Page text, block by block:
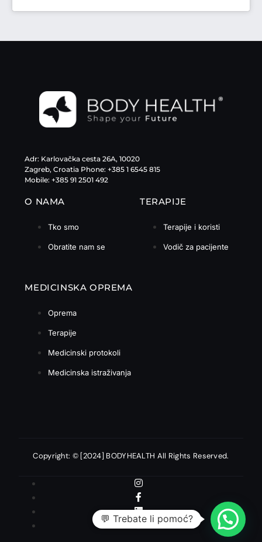
Adr: Karlovačka cesta 26A, 10020
Zagreb, Croatia Phone: +385 1 6545 815
Mobile: +385 91 2501 492
O NAMA
Tko smo
Obratite nam se
TERAPIJE
Terapije i koristi
Vodič za pacijente
MEDICINSKA OPREMA
Oprema
Terapije
Medicinski protokoli
Medicinska istraživanja
Copyright: © [2024] BODYHEALTH All Rights Reserved.
💬 Trebate li pomoć?